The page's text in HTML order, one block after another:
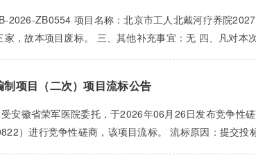
2026-ZB0554 项目名称：北京市工人北戴河疗养院
，故本项目废标。 三、其他补充事宜：无 四、凡对
项目（二次）项目流标公告
安徽省荣军医院委托，于2026年06月26日发布竞争性
）进行竞争性磋商，该项目流标。 流标原因：提交